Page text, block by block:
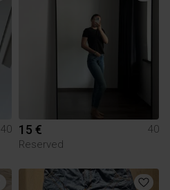
40
15 €
40
Reserved